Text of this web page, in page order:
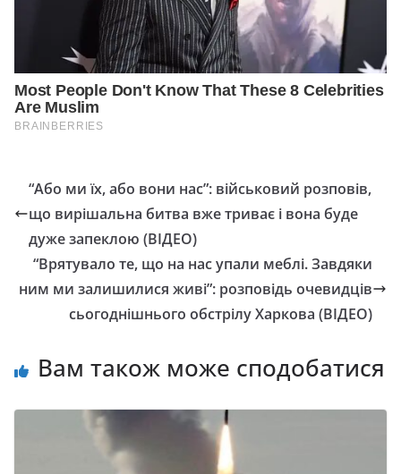
“Або ми їх, або вони нас”: військовий розповів,
що вирішальна битва вже триває і вона буде
дуже запеклою (ВІДЕО)
“Врятувало те, що на нас упали меблі. Завдяки
ним ми залишилися живі”: розповідь очевидців
сьогоднішнього обстрілу Харкова (ВІДЕО)
Вам також може сподобатися